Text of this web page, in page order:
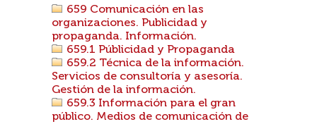
659 Comunicación en las
organizaciones. Publicidad y
propaganda. Información.
659.1 Públicidad y Propaganda
659.2 Técnica de la información.
Servicios de consultoría y asesoría.
Gestión de la información.
659.3 Información para el gran
público. Medios de comunicación de